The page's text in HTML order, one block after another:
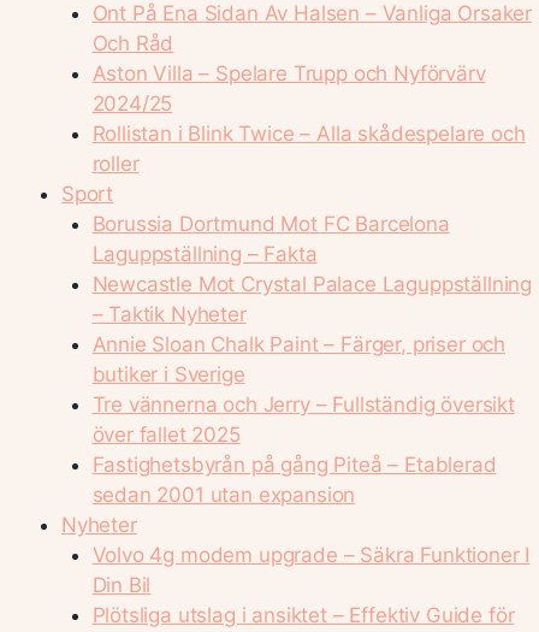
Ont På Ena Sidan Av Halsen – Vanliga Orsaker
Och Råd
Aston Villa – Spelare Trupp och Nyförvärv
2024/25
Rollistan i Blink Twice – Alla skådespelare och
roller
Sport
Borussia Dortmund Mot FC Barcelona
Laguppställning – Fakta
Newcastle Mot Crystal Palace Laguppställning
– Taktik Nyheter
Annie Sloan Chalk Paint – Färger, priser och
butiker i Sverige
Tre vännerna och Jerry – Fullständig översikt
över fallet 2025
Fastighetsbyrån på gång Piteå – Etablerad
sedan 2001 utan expansion
Nyheter
Volvo 4g modem upgrade – Säkra Funktioner I
Din Bil
Plötsliga utslag i ansiktet – Effektiv Guide för